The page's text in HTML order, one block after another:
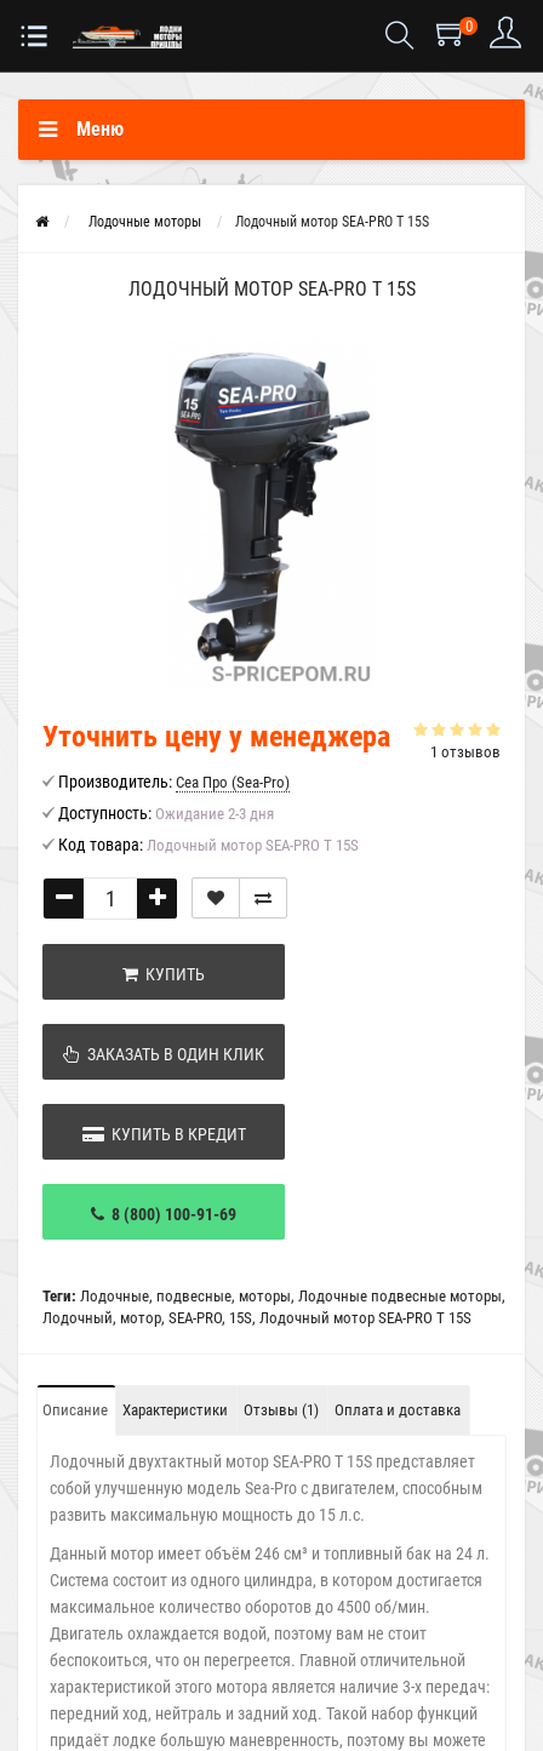
0
Меню
Лодочные моторы Лодочный мотор SEA-PRO Т 15S
ЛОДОЧНЫЙ МОТОР SEA-PRO Т 15S
1 отзывов
Уточнить цену у менеджера
Производитель: Сеа Про (Sea-Pro)
Доступность: Ожидание 2-3 дня
Код товара: Лодочный мотор SEA-PRO Т 15S
КУПИТЬ
ЗАКАЗАТЬ В ОДИН КЛИК
КУПИТЬ В КРЕДИТ
8 (800) 100-91-69
Теги: Лодочные, подвесные, моторы, Лодочные подвесные моторы,
Лодочный, мотор, SEA-PRO, 15S, Лодочный мотор SEA-PRO Т 15S
Описание Характеристики Отзывы (1) Оплата и доставка
Лодочный двухтактный мотор SEA-PRO Т 15S представляет
собой улучшенную модель Sea-Pro с двигателем, способным
развить максимальную мощность до 15 л.с.
Данный мотор имеет объём 246 см³ и топливный бак на 24 л.
Система состоит из одного цилиндра, в котором достигается
максимальное количество оборотов до 4500 об/мин.
Двигатель охлаждается водой, поэтому вам не стоит
беспокоиться, что он перегреется. Главной отличительной
характеристикой этого мотора является наличие 3-х передач:
передний ход, нейтраль и задний ход. Такой набор функций
придаёт лодке большую маневренность, поэтому вы можете